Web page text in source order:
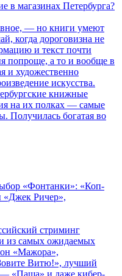
в магазинах Петербурга?
— но книги умеют
когда дороговизна не
и текст почти
попроще, а то и вообще в
и художественно
искусства.
книжные
на их полках — самые
Получилась богатая во
«Фонтанки»: «Коп-
«Джек Ричер»,
стриминг
из самых ожидаемых
«Мажора»,
Витю!», лучший